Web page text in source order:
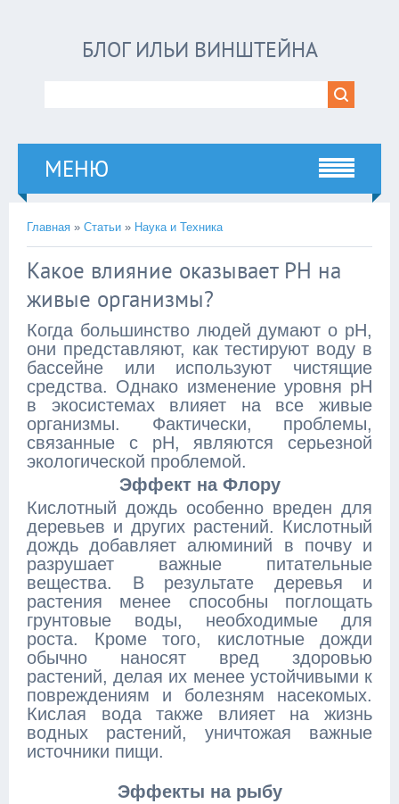
БЛОГ ИЛЬИ ВИНШТЕЙНА
МЕНЮ
Главная » Статьи » Наука и Техника
Какое влияние оказывает PH на
живые организмы?
Когда большинство людей думают о pH,
они представляют, как тестируют воду в
бассейне или используют чистящие
средства. Однако изменение уровня pH
в экосистемах влияет на все живые
организмы. Фактически, проблемы,
связанные с pH, являются серьезной
экологической проблемой.
Эффект на Флору
Кислотный дождь особенно вреден для
деревьев и других растений. Кислотный
дождь добавляет алюминий в почву и
разрушает важные питательные
вещества. В результате деревья и
растения менее способны поглощать
грунтовые воды, необходимые для
роста. Кроме того, кислотные дожди
обычно наносят вред здоровью
растений, делая их менее устойчивыми к
повреждениям и болезням насекомых.
Кислая вода также влияет на жизнь
водных растений, уничтожая важные
источники пищи.
Эффекты на рыбу